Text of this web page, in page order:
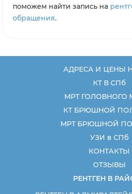
поможем найти запись на
обращения.
АДРЕСА И ЦЕНЫ
КТ В СПб
МРТ ГОЛОВНОГО
КТ БРЮШНОЙ
МРТ БРЮШНОЙ
УЗИ в СПб
КОНТАКТЫ
ОТЗЫВЫ
РЕНТГЕН В